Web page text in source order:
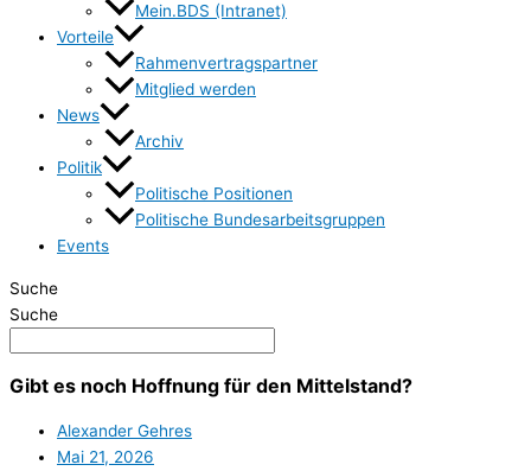
Mein.BDS (Intranet)
Vorteile
Rahmenvertragspartner
Mitglied werden
News
Archiv
Politik
Politische Positionen
Politische Bundesarbeitsgruppen
Events
Suche
Suche
Gibt es noch Hoffnung für den Mittelstand?
Alexander Gehres
Mai 21, 2026